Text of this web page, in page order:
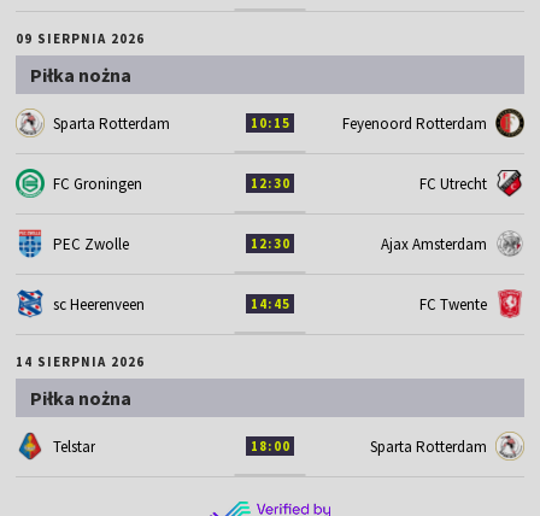
09 SIERPNIA 2026
Piłka nożna
Sparta Rotterdam 10:15 Feyenoord Rotterdam
FC Groningen 12:30 FC Utrecht
PEC Zwolle 12:30 Ajax Amsterdam
sc Heerenveen 14:45 FC Twente
14 SIERPNIA 2026
Piłka nożna
Telstar 18:00 Sparta Rotterdam